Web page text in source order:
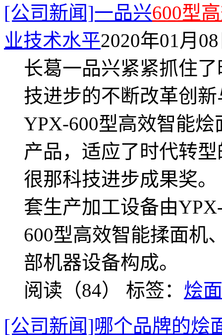
[公司新闻]一品兴600型
业技术水平2020年01月
长葛一品兴紧紧抓住
技进步的不断改革创
YPX-600型高效智能
产品，适应了时代转
很那科技进步成果奖
套生产加工设备由
600型高效智能揉面机
部机器设备构成。
阅读（84） 标签： 烩
[公司新闻]哪个品牌的烩